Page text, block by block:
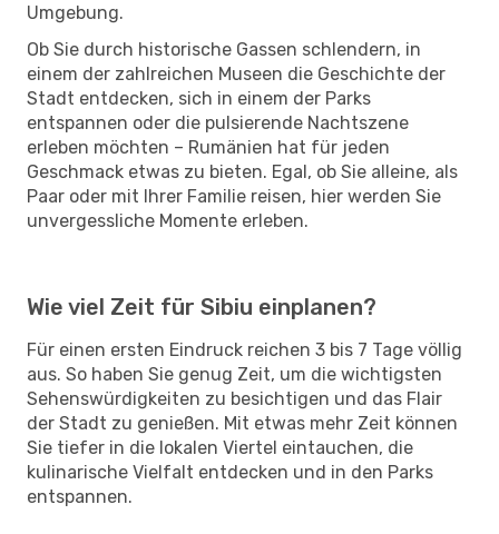
Umgebung.
Ob Sie durch historische Gassen schlendern, in
einem der zahlreichen Museen die Geschichte der
Stadt entdecken, sich in einem der Parks
entspannen oder die pulsierende Nachtszene
erleben möchten – Rumänien hat für jeden
Geschmack etwas zu bieten. Egal, ob Sie alleine, als
Paar oder mit Ihrer Familie reisen, hier werden Sie
unvergessliche Momente erleben.
Wie viel Zeit für Sibiu einplanen?
Für einen ersten Eindruck reichen 3 bis 7 Tage völlig
aus. So haben Sie genug Zeit, um die wichtigsten
Sehenswürdigkeiten zu besichtigen und das Flair
der Stadt zu genießen. Mit etwas mehr Zeit können
Sie tiefer in die lokalen Viertel eintauchen, die
kulinarische Vielfalt entdecken und in den Parks
entspannen.